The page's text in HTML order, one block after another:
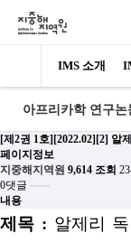
IMS 소개
아프리카학 연구논
[제2권 1호][2022.02][2] 알
페이지정보
지중해지역원 9,614 조회
0댓글
내용
제목 : 알제리